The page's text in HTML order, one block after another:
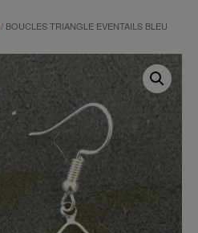
/ BOUCLES TRIANGLE EVENTAILS BLEU